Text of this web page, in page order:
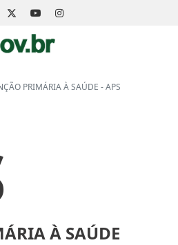
PRIMÁRIA À SAÚDE - APS
À SAÚDE